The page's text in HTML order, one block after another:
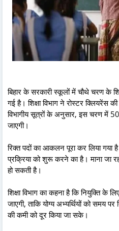
बिहार के सरकारी स्कूलों में चौथे चरण के
गई है। शिक्षा विभाग ने रोस्टर क्लियरेंस
विभागीय सूत्रों के अनुसार, इस चरण में
जाएगी।
रिक्त पदों का आकलन पूरा कर लिया
प्रक्रिया को शुरू करने का है। माना जा
हो सकती है।
शिक्षा विभाग का कहना है कि नियुक्ति के
जाएगी, ताकि योग्य अभ्यर्थियों को समय
की कमी को दूर किया जा सके।